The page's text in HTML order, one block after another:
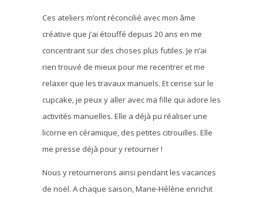
Ces ateliers m’ont réconcilié avec mon âme
créative que j’ai étouffé depuis 20 ans en me
concentrant sur des choses plus futiles. Je n’ai
rien trouvé de mieux pour me recentrer et me
relaxer que les travaux manuels. Et cerise sur le
cupcake, je peux y aller avec ma fille qui adore les
activités manuelles. Elle a déjà pu réaliser une
licorne en céramique, des petites citrouilles. Elle
me presse déjà pour y retourner !
Nous y retournerons ainsi pendant les vacances
de noël. A chaque saison, Marie-Hélène enrichit